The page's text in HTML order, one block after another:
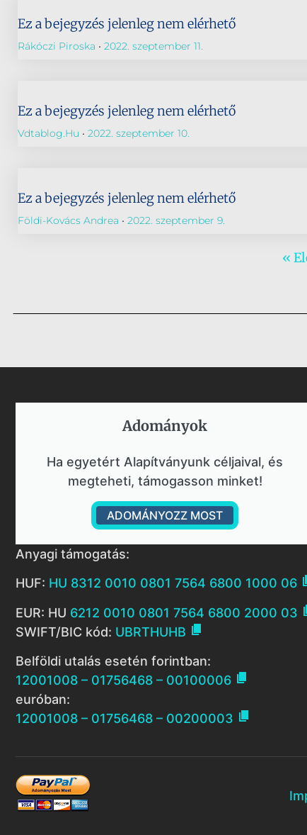
Ez a bejegyzés jelenleg nem elérhető
Rákóczi Piroska 2022. szeptember 11.
Ez a bejegyzés jelenleg nem elérhető
Vdtablog.hu 2022. szeptember 10.
Ez a bejegyzés jelenleg nem elérhető
Földi-Kovács Andrea 2022. szeptember 9.
«
Adományok​
Ha egyetért Alapítványunk céljaival, és
megteheti, támogasson minket!
ADOMÁNYOZZ MOST
Anyagi támogatás:
HUF: HU 8312 0010 0801 7564 6800 1000 06
EUR: HU 6212 0010 0801 7564 6800 2000 03
SWIFT/BIC kód: UBRTHUHB 
Belföldi utalás esetén forintban:
12001008 – 01756468 – 00100006 
euróban:
12001008 – 01756468 – 00200003 